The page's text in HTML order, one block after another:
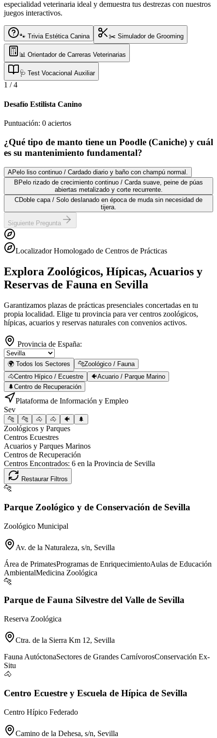
especialidad veterinaria ideal y demuestra tus destrezas con nuestros
juegos interactivos.
🐾 Trivia Estética Canina ✂️ Simulador de Grooming
📊 Orientador de Carreras Veterinarias
🩺 Test Vocacional Auxiliar
1 /4
Desafío Estilista Canino
Puntuación: 0 aciertos
¿Qué tipo de manto tiene un Poodle (Caniche) y cuál
es su mantenimiento fundamental?
APelo liso continuo / Cardado diario y baño con champú normal.
B Pelo rizado de crecimiento continuo / Carda suave, peine de púas
abiertas metalizado y corte recurrente.
CDoble capa / Solo deslanado en época de muda sin necesidad de
tijera.
Siguiente Pregunta
Localizador Homologado de Centros de Prácticas
Explora Zoológicos, Hípicas, Acuarios y
Reservas de Fauna en Sevilla
Garantizamos plazas de prácticas presenciales concertadas en tu
propia localidad. Elige tu provincia para ver centros zoológicos,
hípicas, acuarios y reservas naturales con convenios activos.
Provincia de España:
🌍 Todos los Sectores 🐆Zoológico / Fauna
🐴Centro Hípico / Ecuestre 🐠Acuario / Parque Marino
🌲Centro de Recuperación
Plataforma de Información y Empleo
Sev
🐆 🐆 🐴 🐴 🐠 🌲
Zoológicos y Parques
Centros Ecuestres
Acuarios y Parques Marinos
Centros de Recuperación
Centros Encontrados: 6 en la Provincia de Sevilla
Restaurar Filtros
🐆
Parque Zoológico y de Conservación de Sevilla
Zoológico Municipal
Av. de la Naturaleza, s/n, Sevilla
Área de PrimatesProgramas de EnriquecimientoAulas de Educación
AmbientalMedicina Zoológica
🐆
Parque de Fauna Silvestre del Valle de Sevilla
Reserva Zoológica
Ctra. de la Sierra Km 12, Sevilla
Fauna AutóctonaSectores de Grandes CarnívorosConservación Ex-
Situ
🐴
Centro Ecuestre y Escuela de Hípica de Sevilla
Centro Hípico Federado
Camino de la Dehesa, s/n, Sevilla